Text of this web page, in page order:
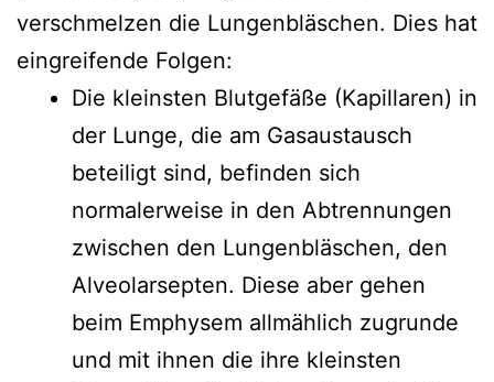
verschmelzen die Lungenbläschen. Dies hat
eingreifende Folgen:
Die kleinsten Blutgefäße (Kapillaren) in
der Lunge, die am Gasaustausch
beteiligt sind, befinden sich
normalerweise in den Abtrennungen
zwischen den Lungenbläschen, den
Alveolarsepten. Diese aber gehen
beim Emphysem allmählich zugrunde
und mit ihnen die ihre kleinsten